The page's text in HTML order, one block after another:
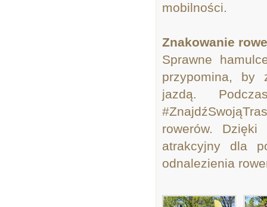
mobilności.
Znakowanie
Sprawne
przypomina, by
jazdą.
rowerów.
atrakcyjny dla
odnalezienia